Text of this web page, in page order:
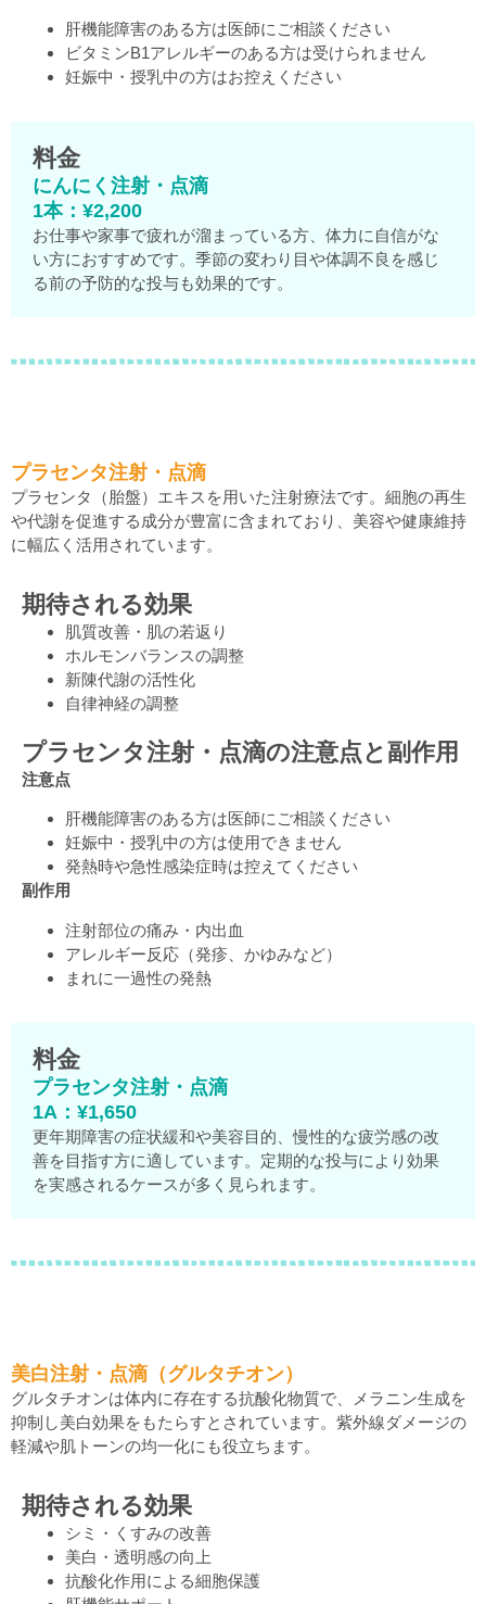
肝機能障害のある方は医師にご相談ください
ビタミンB1アレルギーのある方は受けられません
妊娠中・授乳中の方はお控えください
料金
にんにく注射・点滴
1本：¥2,200
お仕事や家事で疲れが溜まっている方、体力に自信がな
い方におすすめです。季節の変わり目や体調不良を感じ
る前の予防的な投与も効果的です。
プラセンタ注射・点滴
プラセンタ（胎盤）エキスを用いた注射療法です。細胞の再生
や代謝を促進する成分が豊富に含まれており、美容や健康維持
に幅広く活用されています。
期待される効果
肌質改善・肌の若返り
ホルモンバランスの調整
新陳代謝の活性化
自律神経の調整
プラセンタ注射・点滴の注意点と副作用
注意点
肝機能障害のある方は医師にご相談ください
妊娠中・授乳中の方は使用できません
発熱時や急性感染症時は控えてください
副作用
注射部位の痛み・内出血
アレルギー反応（発疹、かゆみなど）
まれに一過性の発熱
料金
プラセンタ注射・点滴
1A：¥1,650
更年期障害の症状緩和や美容目的、慢性的な疲労感の改
善を目指す方に適しています。定期的な投与により効果
を実感されるケースが多く見られます。
美白注射・点滴（グルタチオン）
グルタチオンは体内に存在する抗酸化物質で、メラニン生成を
抑制し美白効果をもたらすとされています。紫外線ダメージの
軽減や肌トーンの均一化にも役立ちます。
期待される効果
シミ・くすみの改善
美白・透明感の向上
抗酸化作用による細胞保護